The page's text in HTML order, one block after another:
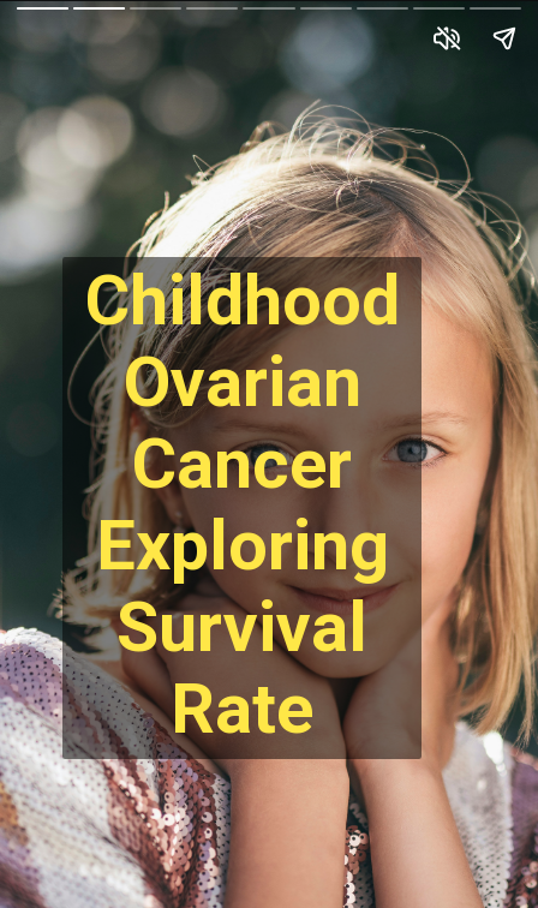
Childhood
Ovarian
Cancer
Exploring
Survival
Rate